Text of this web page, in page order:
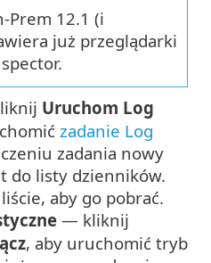
Prem 12.1 (i
już przeglądarki
Uruchom Log
zadanie Log
zadania nowy
do listy dzienników.
aby go pobrać.
— kliknij
, aby uruchomić tryb